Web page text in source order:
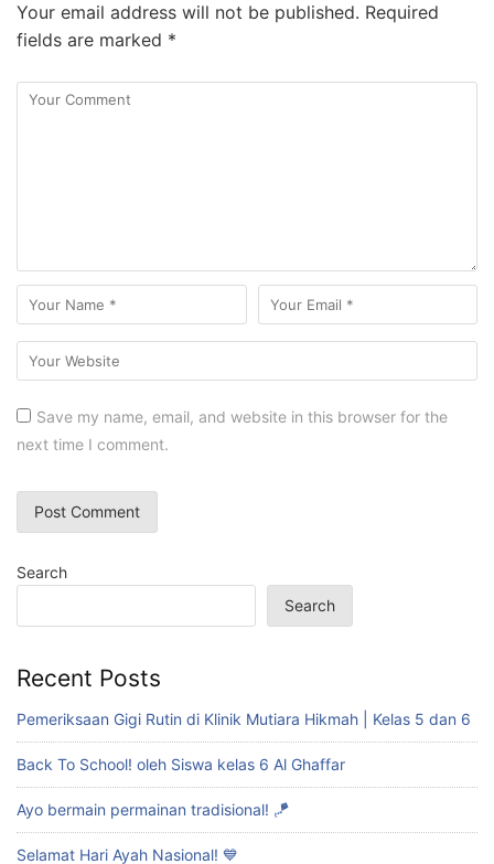
Your email address will not be published. Required
fields are marked *
Save my name, email, and website in this browser for the
next time I comment.
Search
Search
Recent Posts
Pemeriksaan Gigi Rutin di Klinik Mutiara Hikmah | Kelas 5 dan 6
Back To School! oleh Siswa kelas 6 Al Ghaffar
Ayo bermain permainan tradisional! 🪁
Selamat Hari Ayah Nasional! 💙